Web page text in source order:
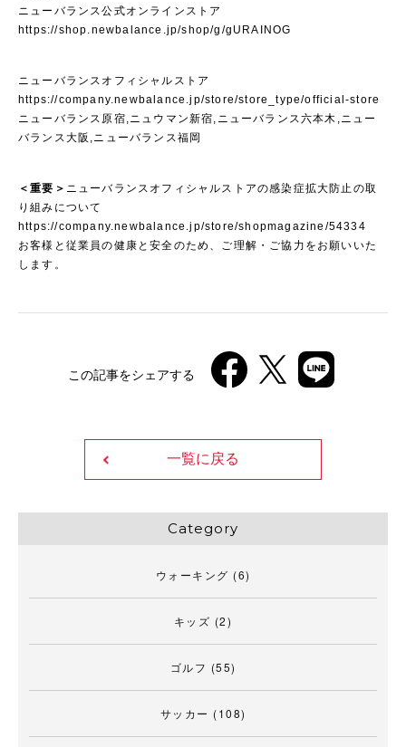
ニューバランス公式オンラインストア
https://shop.newbalance.jp/shop/g/gURAINOG
ニューバランスオフィシャルストア
https://company.newbalance.jp/store/store_type/official-store
ニューバランス原宿,ニュウマン新宿,ニューバランス六本木,ニュー
バランス大阪,ニューバランス福岡
＜重要＞ ニューバランスオフィシャルストアの感染症拡大防止の取
り組みについて
https://company.newbalance.jp/store/shopmagazine/54334
お客様と従業員の健康と安全のため、ご理解・ご協力をお願いいた
します。
この記事をシェアする
一覧に戻る
Category
ウォーキング (6)
キッズ (2)
ゴルフ (55)
サッカー (108)